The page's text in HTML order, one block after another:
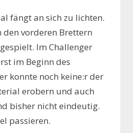
fängt an sich zu lichten.
vorderen Brettern
Im Challenger
im Beginn des
konnte noch keine:r der
erobern und auch
bisher nicht eindeutig.
passieren.